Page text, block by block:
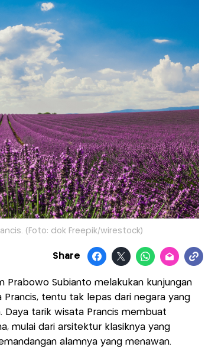
(Foto: dok Freepik/wirestock)
Share
Subianto melakukan kunjungan
Prancis, tentu tak lepas dari negara yang
Daya tarik wisata Prancis membuat
mulai dari arsitektur klasiknya yang
alamnya yang menawan.